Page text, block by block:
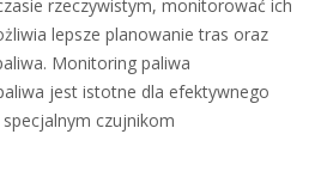
rzeczywistym, monitorować ich
lepsze planowanie tras oraz
Monitoring paliwa
jest istotne dla efektywnego
czujnikom